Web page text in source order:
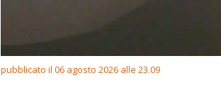
pubblicato il 06 agosto 2026 alle 23.09